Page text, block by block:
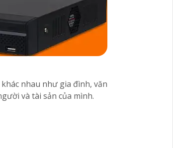
nhau như gia đình, văn
và tài sản của mình.